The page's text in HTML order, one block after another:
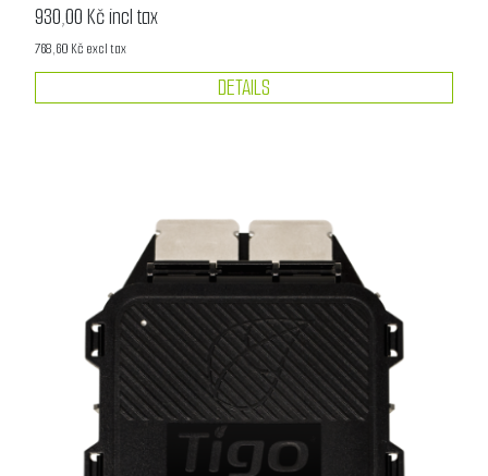
930,00 Kč incl tax
768,60 Kč excl tax
DETAILS